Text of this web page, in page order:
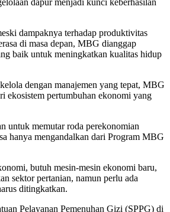
dapur menjadi kunci keberhasilan
dampaknya terhadap produktivitas
di masa depan, MBG dianggap
baik untuk meningkatkan kualitas hidup
dengan manajemen yang tepat, MBG
ekosistem pertumbuhan ekonomi yang
untuk memutar roda perekonomian
hanya mengandalkan dari Program MBG
butuh mesin-mesin ekonomi baru,
sektor pertanian, namun perlu ada
ditingkatkan.
Pelayanan Pemenuhan Gizi (SPPG) di